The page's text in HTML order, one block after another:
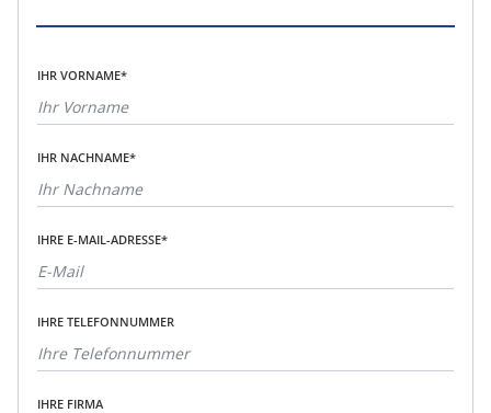
IHR VORNAME*
IHR NACHNAME*
IHRE E-MAIL-ADRESSE*
IHRE TELEFONNUMMER
IHRE FIRMA